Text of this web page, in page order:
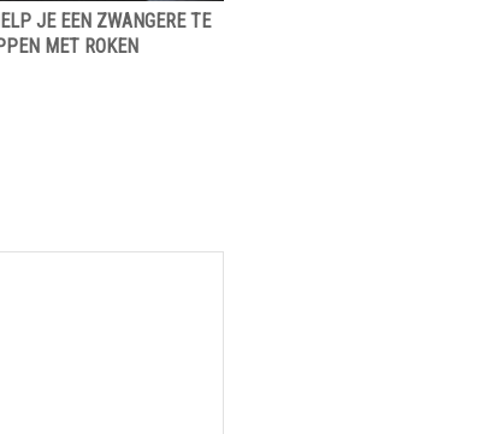
JE EEN ZWANGERE TE
MET ROKEN